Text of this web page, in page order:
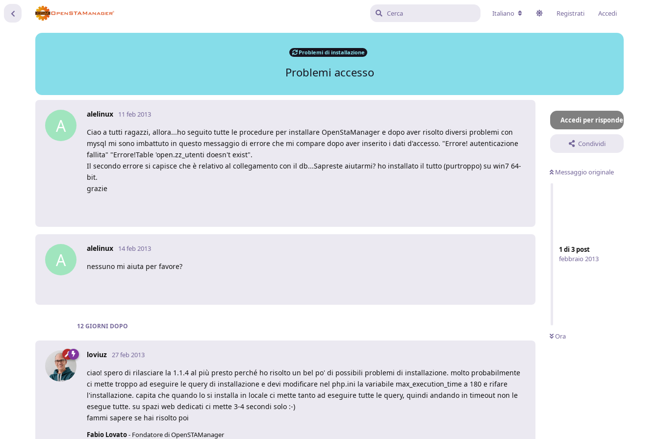
Italiano Registrati Accedi
Problemi di installazione
Problemi accesso
Accedi per rispondere
Condividi
Messaggio originale
1 di 3 post
febbraio 2013
Ora
A
alelinux 11 feb 2013
Ciao a tutti ragazzi, allora...ho seguito tutte le procedure per installare OpenStaManager e dopo aver risolto diversi problemi con
mysql mi sono imbattuto in questo messaggio di errore che mi compare dopo aver inserito i dati d'accesso. "Errore! autenticazione
fallita" "Errore!Table 'open.zz_utenti doesn't exist".
Il secondo errore si capisce che è relativo al collegamento con il db...Sapreste aiutarmi? ho installato il tutto (purtroppo) su win7 64-
bit.
grazie
A
alelinux 14 feb 2013
nessuno mi aiuta per favore?
12 GIORNI DOPO
loviuz 27 feb 2013
ciao! spero di rilasciare la 1.1.4 al più presto perché ho risolto un bel po' di possibili problemi di installazione. molto probabilmente
ci mette troppo ad eseguire le query di installazione e devi modificare nel php.ini la variabile max_execution_time a 180 e rifare
l'installazione. capita che quando lo si installa in locale ci mette tanto ad eseguire tutte le query, quindi andando in timeout non le
esegue tutte. su spazi web dedicati ci mette 3-4 secondi solo :-)
fammi sapere se hai risolto poi
Fabio Lovato- Fondatore di OpenSTAManager